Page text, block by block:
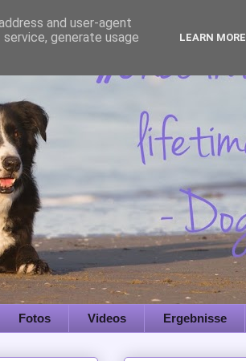
Fotos Videos Ergebnisse
and user-agent
generate usage
LEARN MORE